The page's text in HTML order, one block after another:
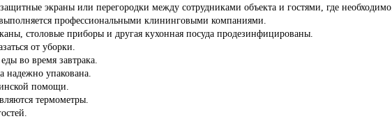
экраны или перегородки между сотрудниками объекта и гостями, где необходимо.
профессиональными клининговыми компаниями.
столовые приборы и другая кухонная посуда продезинфицированы.
от уборки.
во время завтрака.
надежно упакована.
помощи.
термометры.